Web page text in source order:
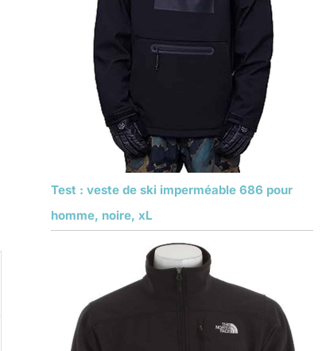
Test : veste de ski imperméable 686 pour
homme, noire, xL